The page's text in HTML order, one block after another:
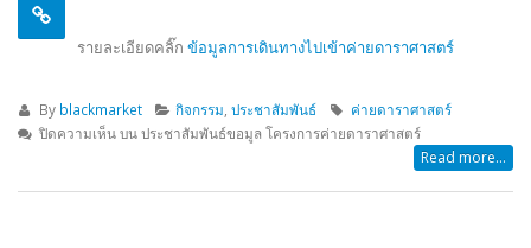
รายละเอียดคลิ๊ก ข้อมูลการเดินทางไปเข้าค่ายดาราศาสตร์
By blackmarket กิจกรรม ,ประชาสัมพันธ์
ค่ายดาราศาสตร์
ปิดความเห็นบน ประชาสัมพันธ์ขอมูล โครงการค่ายดาราศาสตร์
Read more...